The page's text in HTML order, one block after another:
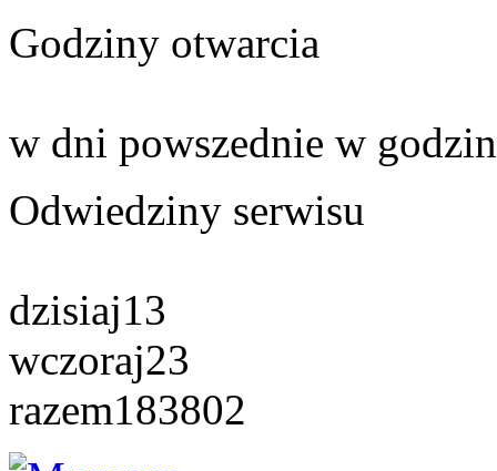
Godziny otwarcia
w dni powszednie w
Odwiedziny serwisu
dzisiaj13
wczoraj23
razem183802